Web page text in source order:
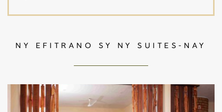
NY EFITRANO SY NY SUITES-NAY